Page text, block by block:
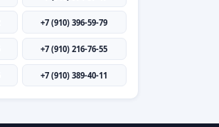
+7 (910) 396-59-79
+7 (910) 216-76-55
+7 (910) 389-40-11